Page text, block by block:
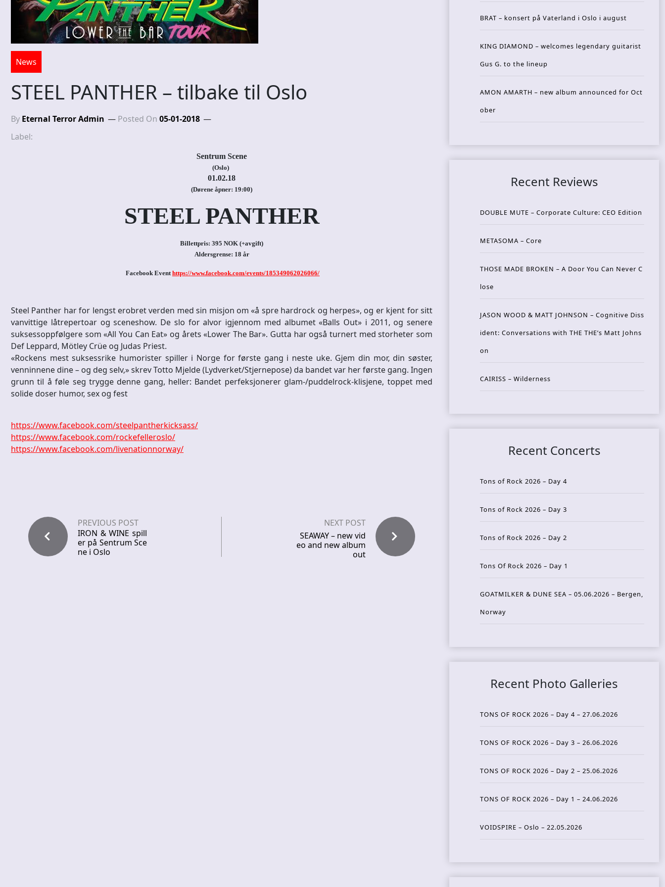
News
STEEL PANTHER – tilbake til Oslo
By Eternal Terror Admin Posted On 05-01-2018
Label:
Sentrum Scene
(Oslo)
01.02.18
(Dørene åpner: 19:00)
STEEL PANTHER
Billettpris: 395 NOK (+avgift)
Aldersgrense: 18 år
Facebook Eventhttps://www.facebook.com/events/185349062026066/
Steel Panther har for lengst erobret verden med sin misjon om «å spre hardrock og herpes», og er kjent for sitt
vanvittige låtrepertoar og sceneshow. De slo for alvor igjennom med albumet «Balls Out» i 2011, og senere
suksessoppfølgere som «All You Can Eat» og årets «Lower The Bar». Gutta har også turnert med storheter som
Def Leppard, Mötley Crüe og Judas Priest.
«Rockens mest suksessrike humorister spiller i Norge for første gang i neste uke. Gjem din mor, din søster,
venninnene dine – og deg selv,» skrev Totto Mjelde (Lydverket/Stjernepose) da bandet var her første gang. Ingen
grunn til å føle seg trygge denne gang, heller: Bandet perfeksjonerer glam-/puddelrock-klisjene, toppet med
solide doser humor, sex og fest
https://www.facebook.com/steelpantherkicksass/
https://www.facebook.com/rockefelleroslo/
https://www.facebook.com/livenationnorway/
PREVIOUS POST
IRON & WINE spill
er på Sentrum Sce
ne i Oslo
NEXT POST
SEAWAY – new vid
eo and new album
out
BRAT – konsert på Vaterland i Oslo i august
KING DIAMOND – welcomes legendary guitarist
Gus G. to the lineup
AMON AMARTH – new album announced for Oct
ober
Recent Reviews
DOUBLE MUTE – Corporate Culture: CEO Edition
METASOMA – Core
THOSE MADE BROKEN – A Door You Can Never C
lose
JASON WOOD & MATT JOHNSON – Cognitive Diss
ident: Conversations with THE THE’s Matt Johns
on
CAIRISS – Wilderness
Recent Concerts
Tons of Rock 2026 – Day 4
Tons of Rock 2026 – Day 3
Tons of Rock 2026 – Day 2
Tons Of Rock 2026 – Day 1
GOATMILKER & DUNE SEA – 05.06.2026 – Bergen,
Norway
Recent Photo Galleries
TONS OF ROCK 2026 – Day 4 – 27.06.2026
TONS OF ROCK 2026 – Day 3 – 26.06.2026
TONS OF ROCK 2026 – Day 2 – 25.06.2026
TONS OF ROCK 2026 – Day 1 – 24.06.2026
VOIDSPIRE – Oslo – 22.05.2026